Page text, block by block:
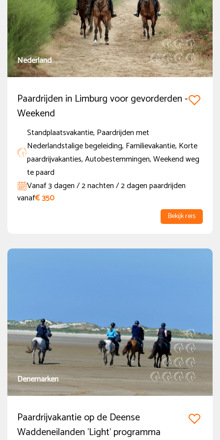
Duur
tot 6 dagen
7 tot 12 dagen
(2)
Zomervakantie (BE)
(67)
Zomervakantie (NED regio Noord)
(56)
Zomervakantie (NED regio Zuid)
(62)
Herfstvakantie (NED regio Noord)
(41)
Nieuwe of populaire reizen
Populair
(14)
Nieuw
Vol in 2026
(1)
Zeer gevorderde Ruiter
(88)
Nederland
Paardrijden in Limburg voor gevorderden -
Weekend
Standplaatsvakantie, Paardrijden met
Nederlandstalige begeleiding, Familievakantie, Korte
paardrijvakanties, Autobestemmingen, Weekend weg
te paard
Vanaf 3 dagen / 2 nachten / 2 dagen paardrijden
vanaf€ 350
Bekijk reis
Denemarken
Paardrijvakantie op de Deense
Waddeneilanden 'Light' programma